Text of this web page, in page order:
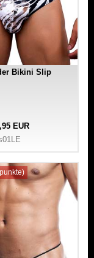
Bikini Slip
EUR